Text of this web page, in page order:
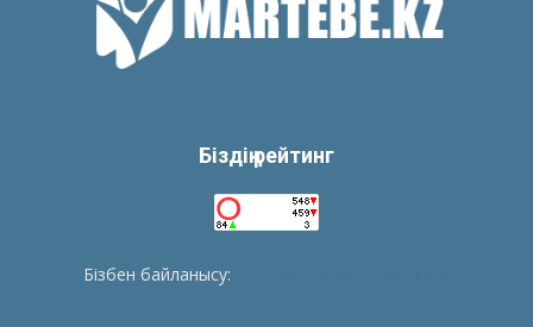
Біздің рейтинг
Бізбен байланысу: